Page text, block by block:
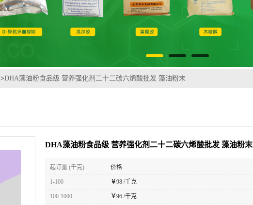
>DHA藻油粉食品级 营养强化剂二十二碳六烯酸批发 藻油粉末
DHA藻油粉食品级 营养强化剂二十二碳六烯酸批发 藻油粉末
起订量 (千克) 价格
1-100 ￥98 /千克
100-1000 ￥96 /千克